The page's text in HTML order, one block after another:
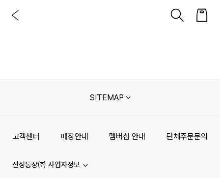
SITEMAP
고객센터 매장안내 멤버십 안내 단체주문문의
신성통상㈜ 사업자정보